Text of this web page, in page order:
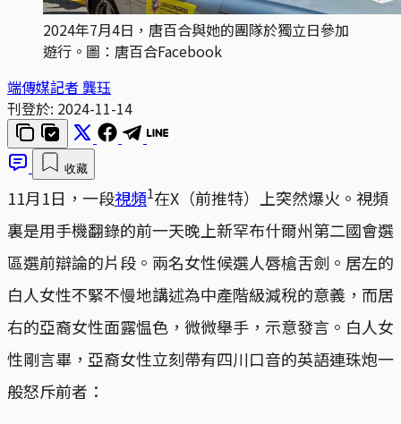
2024年7月4日，唐百合與她的團隊於獨立日參加
遊行。圖：唐百合Facebook
端傳媒記者 龔珏
刊登於: 2024-11-14
收藏
11月1日，一段視頻1在X（前推特）上突然爆火。視頻
裏是用手機翻錄的前一天晚上新罕布什爾州第二國會選
區選前辯論的片段。兩名女性候選人唇槍舌劍。居左的
白人女性不緊不慢地講述為中產階級減稅的意義，而居
右的亞裔女性面露愠色，微微舉手，示意發言。白人女
性剛言畢，亞裔女性立刻帶有四川口音的英語連珠炮一
般怒斥前者：